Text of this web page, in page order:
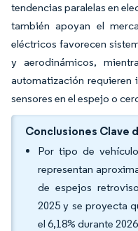
tendencias paralelas en
también apoyan el
eléctricos favorecen
y aerodinámicos,
automatización requieren
sensores en el espejo o
Conclusiones Clave
Por tipo de
representan
de espejos
2025 y se proyecta
el 6,18% durante